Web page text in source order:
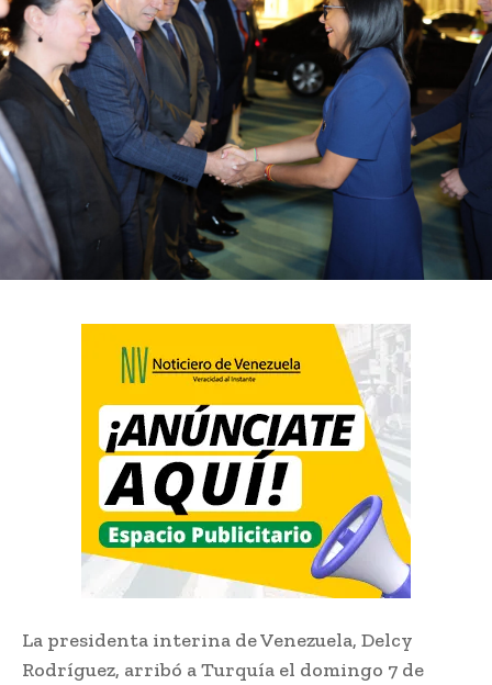
La presidenta interina de Venezuela, Delcy
Rodríguez, arribó a Turquía el domingo 7 de